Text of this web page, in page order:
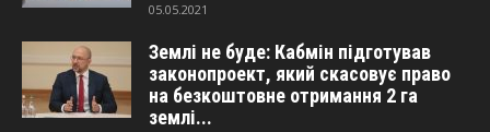
05.05.2021
Землі не буде: Кабмін підготував
законопроект, який скасовує право
на безкоштовне отримання 2 га
землі...